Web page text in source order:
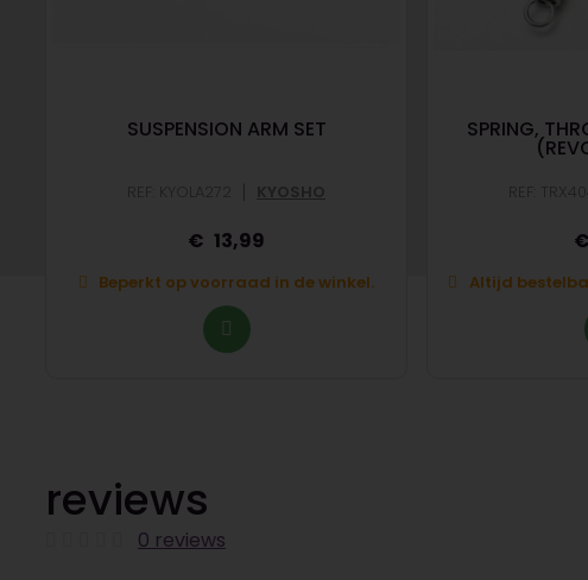
SUSPENSION ARM SET
| KYOSHO
13,99
Beperkt op voorraad in de winkel.
SPRING,
REF:
Altijd
reviews
0 reviews